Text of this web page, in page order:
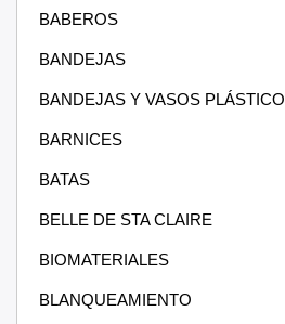
BABEROS
BANDEJAS
BANDEJAS Y VASOS PLÁSTICO
BARNICES
BATAS
BELLE DE STA CLAIRE
BIOMATERIALES
BLANQUEAMIENTO